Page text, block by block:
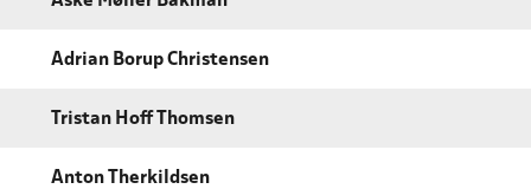
Adrian Borup Christensen
Tristan Hoff Thomsen
Anton Therkildsen